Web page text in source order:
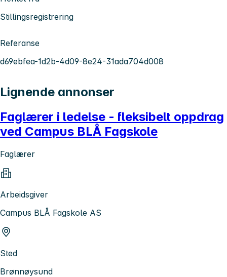
Stillingsregistrering
Referanse
d69ebfea-1d2b-4d09-8e24-31ada704d008
Lignende annonser
Faglærer i ledelse - fleksibelt oppdrag
ved Campus BLÅ Fagskole
Faglærer
Arbeidsgiver
Campus BLÅ Fagskole AS
Sted
Brønnøysund